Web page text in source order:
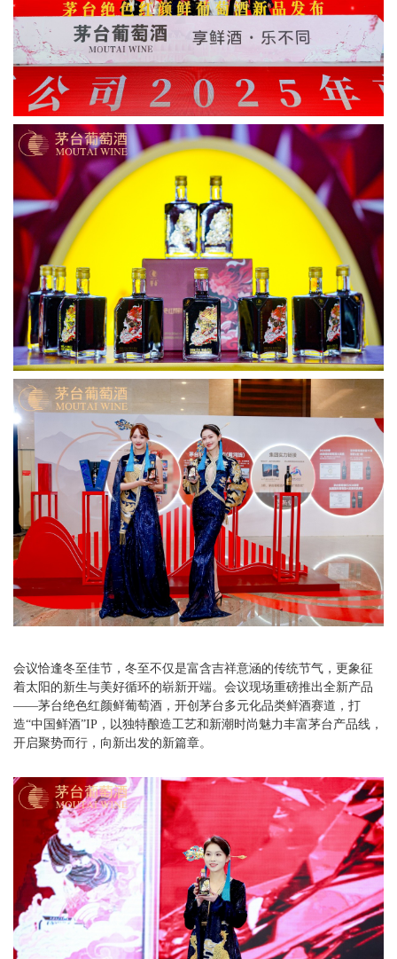
会议恰逢冬至佳节，冬至不仅是富含吉祥意涵的传统节气，更象征
着太阳的新生与美好循环的崭新开端。会议现场重磅推出全新产品
——茅台绝色红颜鲜葡萄酒，开创茅台多元化品类鲜酒赛道，打
造“中国鲜酒”IP，以独特酿造工艺和新潮时尚魅力丰富茅台产品线，
开启聚势而行，向新出发的新篇章。